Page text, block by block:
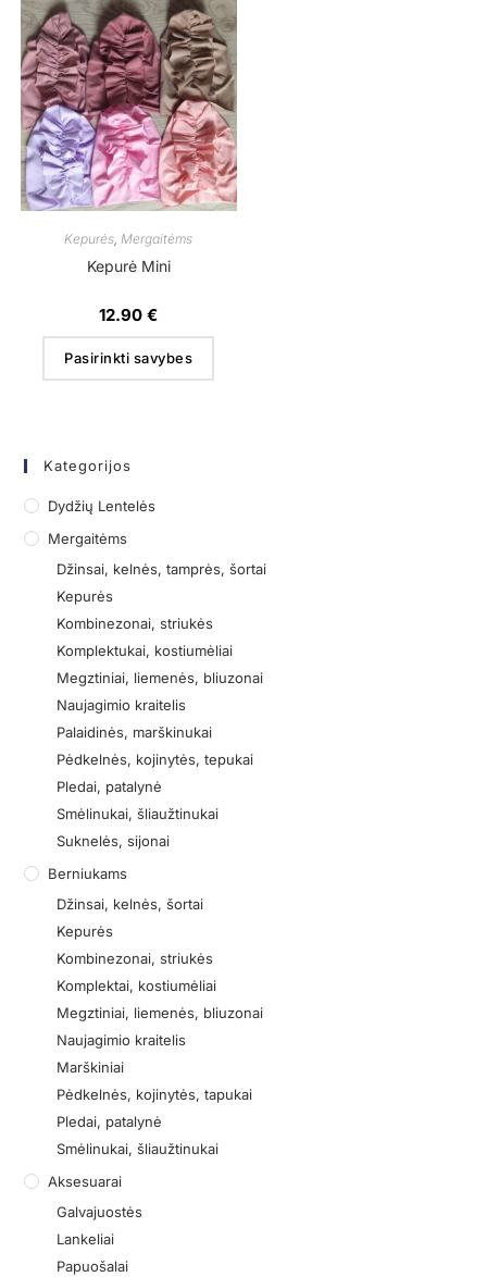
Kepurės Mergaitėms
Kepurė Mini
12.90€
Pasirinkti savybes
Kategorijos
Dydžių Lentelės
Mergaitėms
Džinsai, kelnės, tamprės, šortai
Kepurės
Kombinezonai, striukės
Komplektukai, kostiumėliai
Megztiniai, liemenės, bliuzonai
Naujagimio kraitelis
Palaidinės, marškinukai
Pėdkelnės, kojinytės, tepukai
Pledai, patalynė
Smėlinukai, šliaužtinukai
Suknelės, sijonai
Berniukams
Džinsai, kelnės, šortai
Kepurės
Kombinezonai, striukės
Komplektai, kostiumėliai
Megztiniai, liemenės, bliuzonai
Naujagimio kraitelis
Marškiniai
Pėdkelnės, kojinytės, tapukai
Pledai, patalynė
Smėlinukai, šliaužtinukai
Aksesuarai
Galvajuostės
Lankeliai
Papuošalai